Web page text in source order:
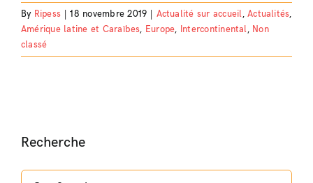
By Ripess 18 novembre 2019 Actualité sur accueil,Actualités,
Amérique latine et Caraïbes, Europe, Intercontinental, Non
classé
Recherche